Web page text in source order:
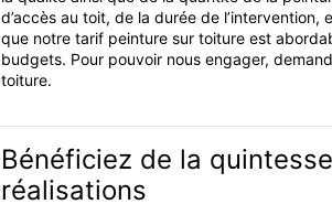
d’accès au toit, de la durée de l’intervention,
que notre tarif peinture sur toiture est
budgets. Pour pouvoir nous engager,
toiture.
Bénéficiez de la
réalisations